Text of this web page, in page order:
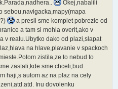
Okej,nabalili
sebou,navigacka,mapy(mapa
a presli sme komplet pobrezie od
a tam si mohla overit,ako v
v realu.Ubytko dako od plazi,slapat
na hlave,plavanie v spackoch
zistila,ze to nebud to
zastali,kde sme chceli,bud
haji,s autom az na plaz na cely
Inu dovolenku